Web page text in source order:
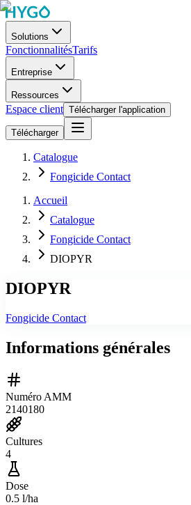
Solutions
FonctionnalitésTarifs
Entreprise
Ressources
Espace client Télécharger l'application
Télécharger
Catalogue
Fongicide Contact
Accueil
Catalogue
Fongicide Contact
DIOPYR
DIOPYR
Fongicide Contact
Informations générales
Numéro AMM
2140180
Cultures
4
Dose
0.5 l/ha